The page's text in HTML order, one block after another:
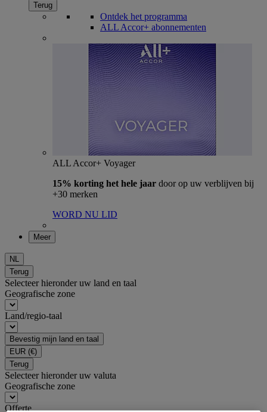
Terug
Ontdek het programma
ALL Accor+ abonnementen
ALL Accor+ Voyager
15% korting het hele jaar door op uw verblijven bij
+30 merken
WORD NU LID
Meer
NL
Terug
Selecteer hieronder uw land en taal
Geografische zone
Land/regio-taal
Bevestig mijn land en taal
EUR (€)
Terug
Selecteer hieronder uw valuta
Geografische zone
Offerte